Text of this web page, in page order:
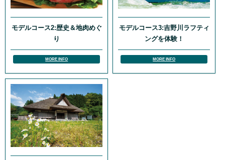
モデルコース2:歴史＆地肉めぐ
り
MORE INFO
モデルコース3:吉野川ラフティ
ングを体験！
MORE INFO